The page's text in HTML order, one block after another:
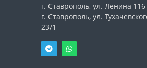
г. Ставрополь, ул. Ленина 116
г. Ставрополь, ул.
23/1